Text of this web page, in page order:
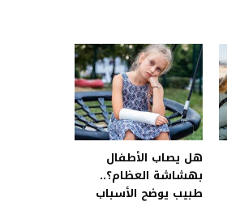
هل يصاب الأطفال
بهشاشة العظام؟..
طبيب يوضح الأسباب